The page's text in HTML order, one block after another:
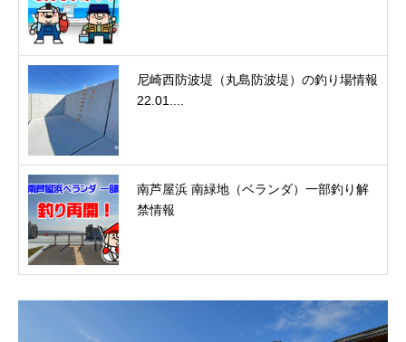
尼崎西防波堤（丸島防波堤）の釣り場情報
22.01....
南芦屋浜 南緑地（ベランダ）一部釣り解
禁情報